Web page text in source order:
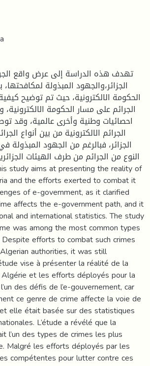
تهدف هذه الدراسة إلى عرض واقع
الجزائر،والجهود المبذولة لمكافحتها،
الحكومة الالكترونية، حيث تم توضيح
الجرائم على مسار الحكومة
احصائيات وطنية وأخرى عالمية، وقد
الجرائم الالكترونية من بين أنواع
الجزائر، فبالرغم من الجهود
النوع من الجرائم من طرف الهيئات
and the efforts exerted to combat it
of e-government, as it clarified
affects the e-government path, and it
and international statistics. The study
was among the most common types
efforts to combat such crimes
authorities, it was still
vise à présenter la réalité de la
et les efforts déployés pour la
des défis de l’e-gouvernement, car
ce genre de crime affecte la voie de
elle était basée sur des statistiques
L’étude a révélé que la
l’un des types de crimes les plus
Malgré les efforts déployés par les
compétentes pour lutter contre ces